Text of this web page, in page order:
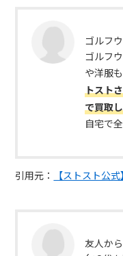
ゴルフ
ゴルフ
や洋服
トスト
で買取
自宅で
引用元： 【ストスト公式】
友人か